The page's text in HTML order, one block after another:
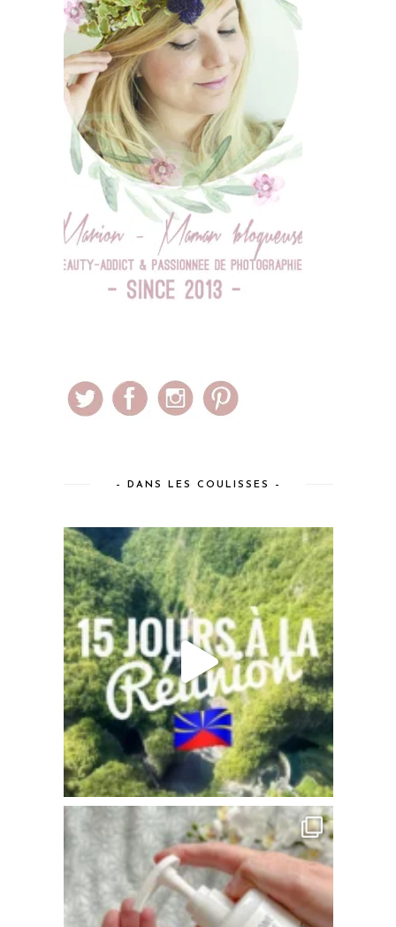
– DANS LES COULISSES –